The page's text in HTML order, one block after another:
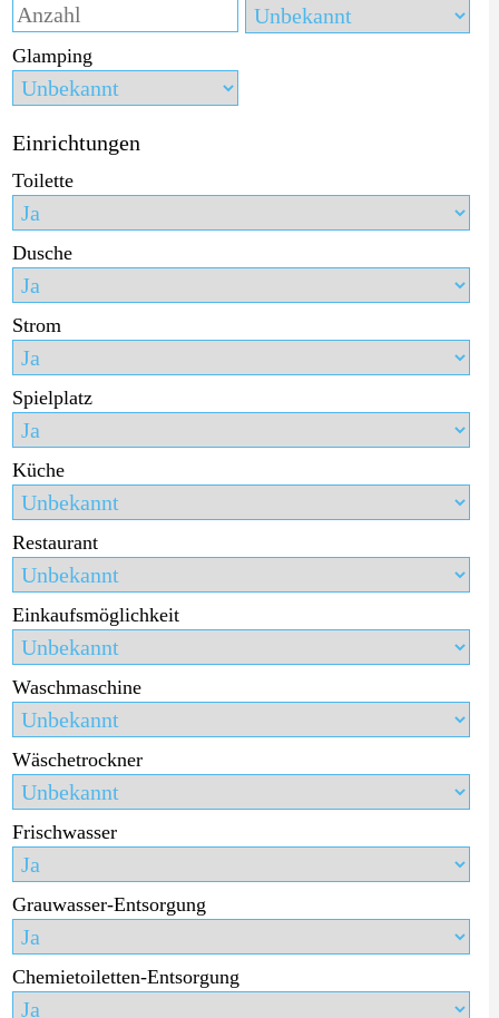
Glamping
Einrichtungen
Toilette
Dusche
Strom
Spielplatz
Küche
Restaurant
Einkaufsmöglichkeit
Waschmaschine
Wäschetrockner
Frischwasser
Grauwasser-Entsorgung
Chemietoiletten-Entsorgung